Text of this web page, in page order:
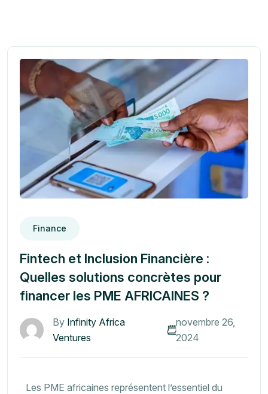
Finance
Fintech et Inclusion Financière :
Quelles solutions concrètes pour
financer les PME AFRICAINES ?
By Infinity Africa
Ventures
novembre 26,
2024
Les PME africaines représentent l’essentiel du